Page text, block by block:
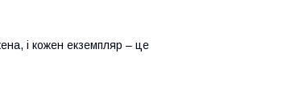
і кожен екземпляр – це